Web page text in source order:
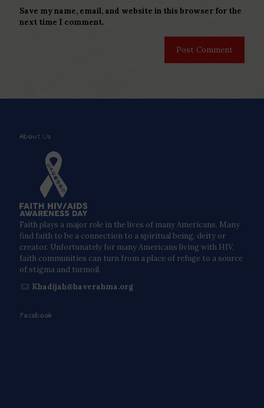
Save my name, email, and website in this browser for the
next time I comment.
About Us
Faith plays a major role in the lives of many Americans. Many
find faith to be a connection to a spiritual being, deity or
creator. Unfortunately for many Americans living with HIV,
faith communities can turn from a place of refuge to a source
of stigma and turmoil.
Khadijah@haverahma.org
Facebook